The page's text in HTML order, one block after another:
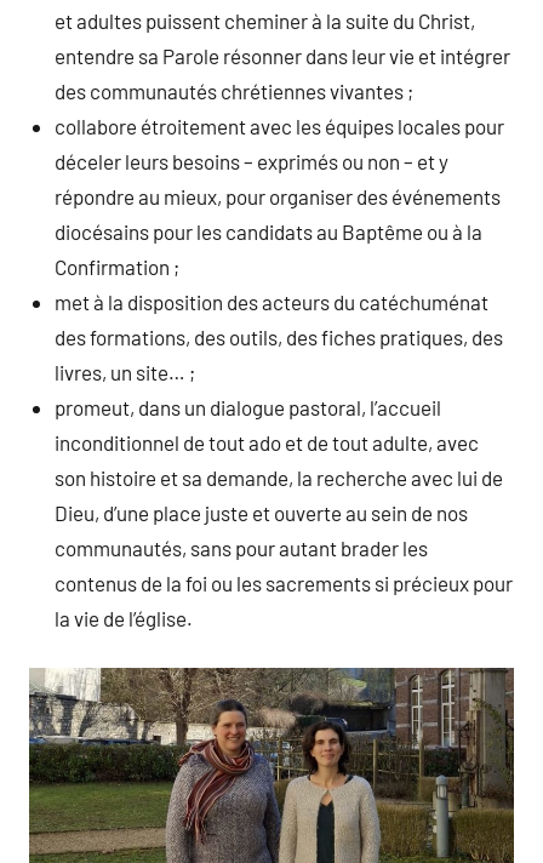
et adultes puissent cheminer à la suite du Christ,
entendre sa Parole résonner dans leur vie et intégrer
des communautés chrétiennes vivantes ;
collabore étroitement avec les équipes locales pour
déceler leurs besoins – exprimés ou non – et y
répondre au mieux, pour organiser des événements
diocésains pour les candidats au Baptême ou à la
Confirmation ;
met à la disposition des acteurs du catéchuménat
des formations, des outils, des fiches pratiques, des
livres, un site… ;
promeut, dans un dialogue pastoral, l’accueil
inconditionnel de tout ado et de tout adulte, avec
son histoire et sa demande, la recherche avec lui de
Dieu, d’une place juste et ouverte au sein de nos
communautés, sans pour autant brader les
contenus de la foi ou les sacrements si précieux pour
la vie de l’église.